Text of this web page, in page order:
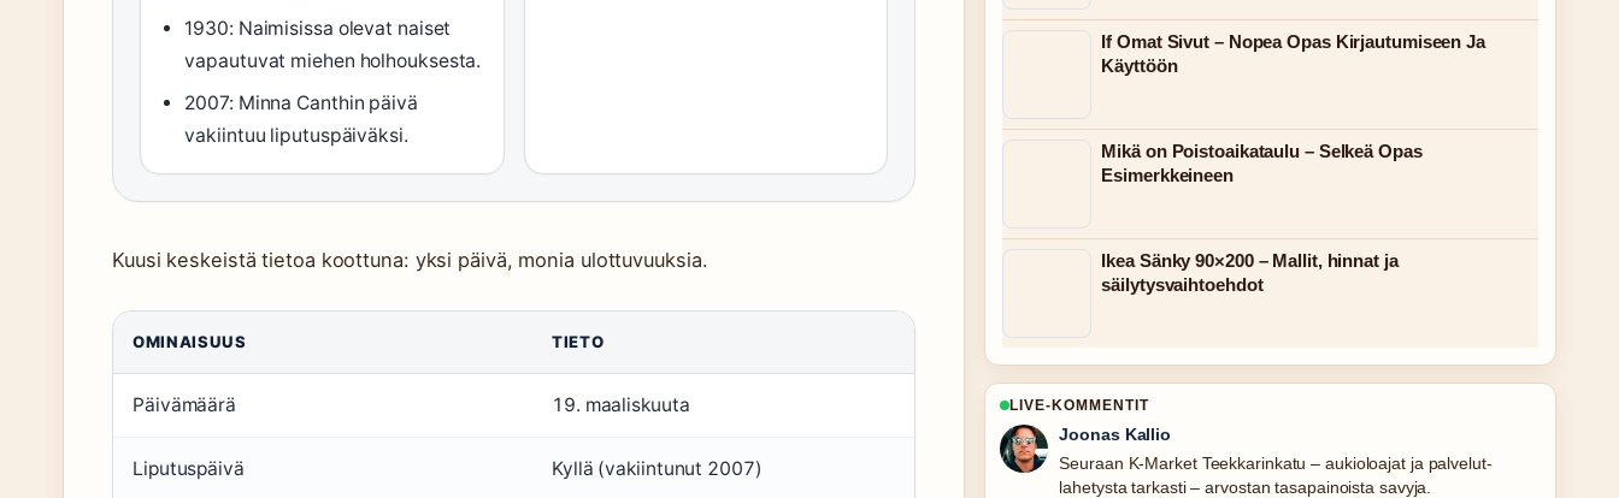
1930: Naimisissa olevat naiset
vapautuvat miehen holhouksesta.
2007: Minna Canthin päivä
vakiintuu liputuspäiväksi.
Kuusi keskeistä tietoa koottuna: yksi päivä, monia ulottuvuuksia.
OMINAISUUS TIETO
Päivämäärä 19. maaliskuuta
Liputuspäivä Kyllä (vakiintunut 2007)
If Omat Sivut – Nopea Opas Kirjautumiseen Ja
Käyttöön
Mikä on Poistoaikataulu – Selkeä Opas
Esimerkkeineen
Ikea Sänky 90×200 – Mallit, hinnat ja
säilytysvaihtoehdot
LIVE-KOMMENTIT
Joonas Kallio
Seuraan K-Market Teekkarinkatu – aukioloajat ja palvelut-
lahetysta tarkasti – arvostan tasapainoista savyja.